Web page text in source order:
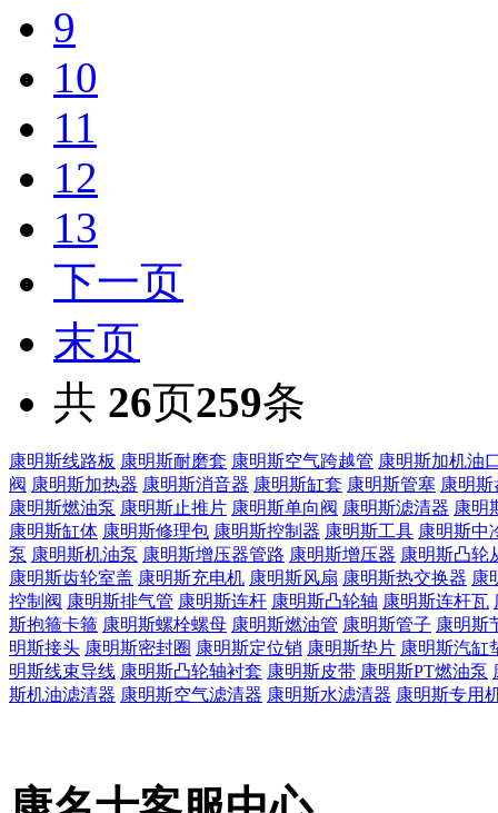
9
10
11
12
13
下一页
末页
共 26页259条
康明斯线路板 康明斯耐磨套 康明斯空气跨越管 康明斯加机油
阀 康明斯加热器 康明斯消音器 康明斯缸套 康明斯管塞 康明
康明斯燃油泵 康明斯止推片 康明斯单向阀 康明斯滤清器 康明
康明斯缸体 康明斯修理包 康明斯控制器 康明斯工具 康明斯中
泵 康明斯机油泵 康明斯增压器管路 康明斯增压器 康明斯凸轮
康明斯齿轮室盖 康明斯充电机 康明斯风扇 康明斯热交换器 康
控制阀 康明斯排气管 康明斯连杆 康明斯凸轮轴 康明斯连杆瓦
斯抱箍卡箍 康明斯螺栓螺母 康明斯燃油管 康明斯管子 康明斯
明斯接头 康明斯密封圈 康明斯定位销 康明斯垫片 康明斯汽缸
明斯线束导线 康明斯凸轮轴衬套 康明斯皮带 康明斯PT燃油泵
斯机油滤清器 康明斯空气滤清器 康明斯水滤清器 康明斯专用